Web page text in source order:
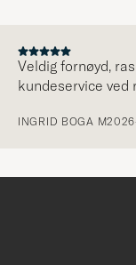
Veldig fornøyd, rask
kundeservice ved
INGRID BOGA M2026-